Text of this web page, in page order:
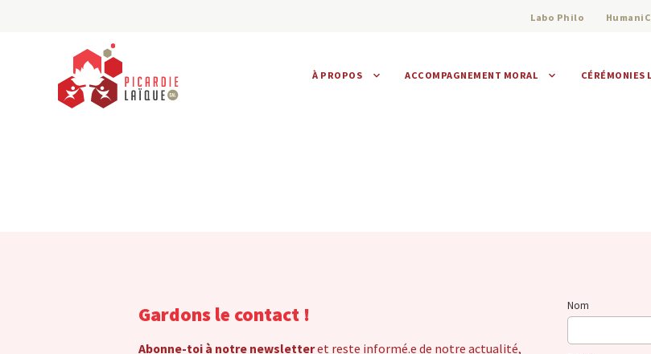
Labo Philo
À PROPOS ACCOMPAGNEMENT MORAL CÉRÉMONIES
Gardons le contact !
Abonne-toi à notre newsletteret reste informé.e de notre actualité,
Nom